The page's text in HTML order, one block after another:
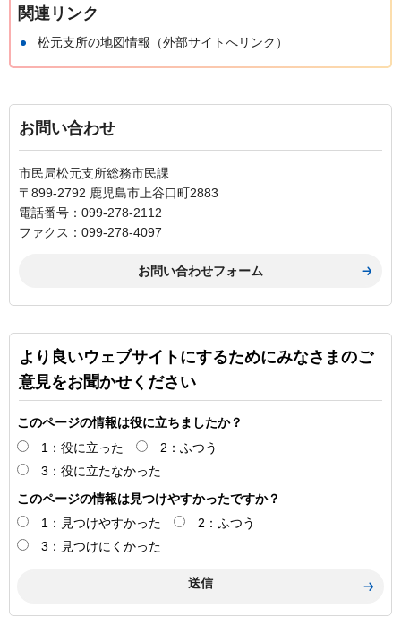
関連リンク
松元支所の地図情報（外部サイトへリンク）
お問い合わせ
市民局松元支所総務市民課
〒899-2792 鹿児島市上谷口町2883
電話番号：099-278-2112
ファクス：099-278-4097
より良いウェブサイトにするためにみなさまのご
意見をお聞かせください
このページの情報は役に立ちましたか？
1：役に立った
2：ふつう
3：役に立たなかった
このページの情報は見つけやすかったですか？
1：見つけやすかった
2：ふつう
3：見つけにくかった